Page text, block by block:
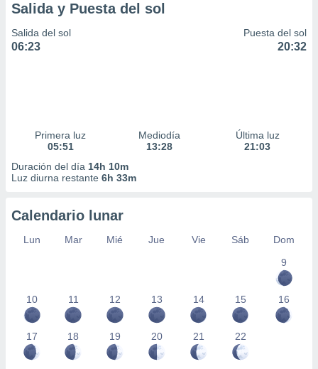
Salida y Puesta del sol
Salida del sol
06:23
Puesta del sol
20:32
Primera luz
05:51
Mediodía
13:28
Última luz
21:03
Duración del día 14h 10m
Luz diurna restante 6h 33m
Calendario lunar
Lun Mar Mié Jue Vie Sáb
Dom
9
10 11 12 13 14 15 16
17 18 19 20 21 22